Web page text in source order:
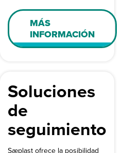
MÁS
INFORMACIÓN
Soluciones
de
seguimiento
Sæplast ofrece la posibilidad